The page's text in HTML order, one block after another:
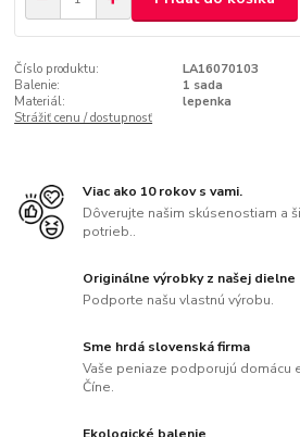
Číslo produktu:
LA16070103
Balenie:
1 sada
Materiál:
lepenka
Strážiť cenu / dostupnosť
Viac ako 10 rokov s vami.
Dôverujte našim skúsenostiam a
potrieb..
Originálne výrobky z našej dielne
Podporte našu vlastnú výrobu.
Sme hrdá slovenská firma
Vaše peniaze podporujú domácu
Číne.
Ekologické balenie